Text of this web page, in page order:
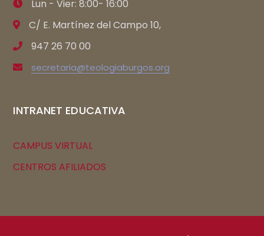
Lun - Vier: 8:00- 16:00
C/ E. Martínez del Campo 10,
947 26 70 00
secretaria@teologiaburgos.org
INTRANET EDUCATIVA
CAMPUS VIRTUAL
CENTROS AFILIADOS